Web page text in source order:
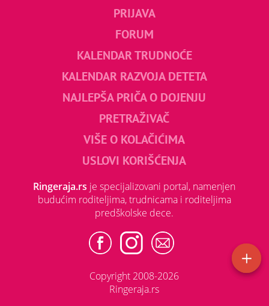
PRIJAVA
FORUM
KALENDAR TRUDNOĆE
KALENDAR RAZVOJA DETETA
NAJLEPŠA PRIČA O DOJENJU
PRETRAŽIVAČ
VIŠE O KOLAČIĆIMA
USLOVI KORIŠĆENJA
Ringeraja.rs je specijalizovani portal, namenjen
budućim roditeljima, trudnicama i roditeljima
predškolske dece.
Copyright 2008-2026
Ringeraja.rs